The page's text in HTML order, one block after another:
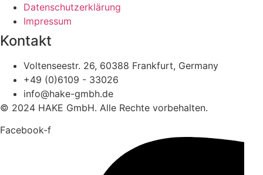
Datenschutzerklärung
Impressum
Kontakt
Voltenseestr. 26, 60388 Frankfurt, Germany
+49 (0)6109 - 33026
info@hake-gmbh.de
© 2024 HAKE GmbH. Alle Rechte vorbehalten.
Facebook-f